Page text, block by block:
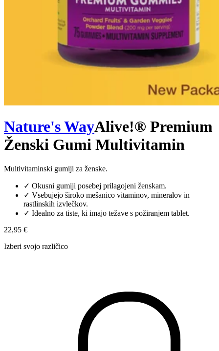
Nature's WayAlive!® Premium
Ženski Gumi Multivitamin
Multivitaminski gumiji za ženske.
✓ Okusni gumiji posebej prilagojeni ženskam.
✓ Vsebujejo široko mešanico vitaminov, mineralov in
rastlinskih izvlečkov.
✓ Idealno za tiste, ki imajo težave s požiranjem tablet.
22,95 €
Izberi svojo različico